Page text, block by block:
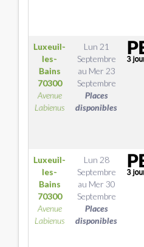
Luxeuil-
les-
Bains
70300
Avenue
Labienus
Lun 21
Septembre
au Mer 23
Septembre
Places
disponibles
Luxeuil-
les-
Bains
70300
Avenue
Labienus
Lun 28
Septembre
au Mer 30
Septembre
Places
disponibles